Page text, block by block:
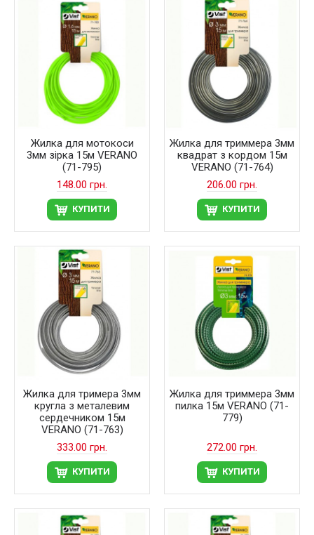
Жилка для мотокоси
3мм зірка 15м VERANO
(71-795)
148.00 грн.
КУПИТИ
Жилка для триммера 3мм
квадрат з кордом 15м
VERANO (71-764)
206.00 грн.
КУПИТИ
Жилка для тримера 3мм
кругла з металевим
сердечником 15м
VERANO (71-763)
333.00 грн.
КУПИТИ
Жилка для триммера 3мм
пилка 15м VERANO (71-
779)
272.00 грн.
КУПИТИ